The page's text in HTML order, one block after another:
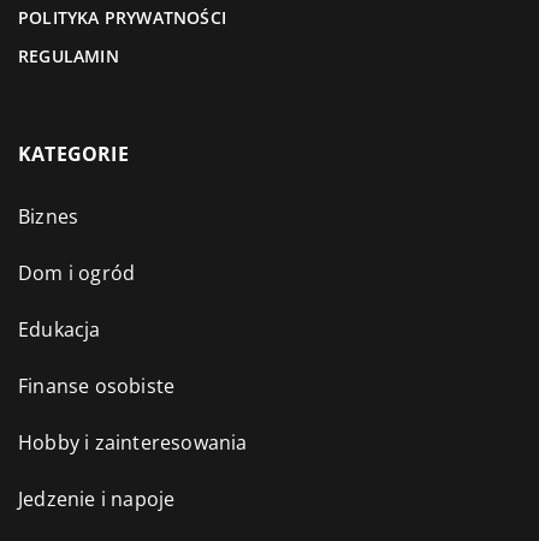
POLITYKA PRYWATNOŚCI
REGULAMIN
KATEGORIE
Biznes
Dom i ogród
Edukacja
Finanse osobiste
Hobby i zainteresowania
Jedzenie i napoje